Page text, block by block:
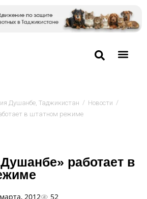
Душанбе, Таджикистан / Новости /
в штатном режиме
работает в
2012 52